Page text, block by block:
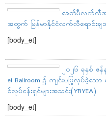
ခေတ်မီလက်လီအရ
အတွက် မြန်မာနိုင်ငံလက်လီရောင်းချ
[body_et]
၂၀၂၆ ခုနှစ် ဇ
el Ballroom ၌ ကျင်းပပြုလုပ်ခဲ့
င်လုပ်ငန်းရှင်များအသင်း(YRYEA)
[body_et]